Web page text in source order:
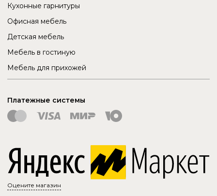
Кухонные гарнитуры
Офисная мебель
Детская мебель
Мебель в гостиную
Мебель для прихожей
Платежные системы
Оцените магазин